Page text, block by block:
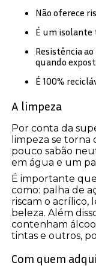
Não oferece
É um
Resistência ao tempo sem amarelar ou quebrar
quando
É 100%
A limpeza
Por conta da
limpeza se torna
pouco sabão
em água e um
É importante
como: palha de
riscam o acrílico,
beleza. Além
contenham
tintas e outros,
Com quem